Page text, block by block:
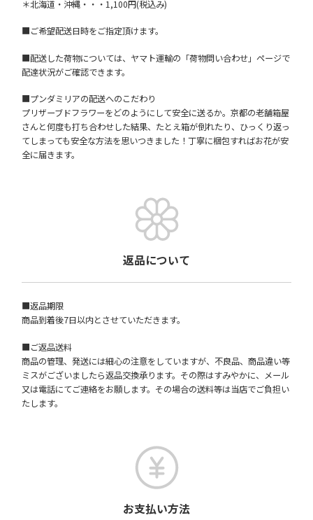
＊北海道・沖縄・・・1,100円(税込み)
■ご希望配送日時をご指定頂けます。
■配送した荷物については、ヤマト運輸の「荷物問い合わせ」ページで
配達状況がご確認できます。
■プンダミリアの配送へのこだわり
プリザーブドフラワーをどのようにして安全に送るか。京都の老舗箱屋
さんと何度も打ち合わせした結果、たとえ箱が倒れたり、ひっくり返っ
てしまっても安全な方法を思いつきました！丁寧に梱包すればお花が安
全に届きます。
返品について
■返品期限
商品到着後7日以内とさせていただきます。
■ご返品送料
商品の管理、発送には細心の注意をしていますが、不良品、商品違い等
ミスがございましたら返品交換承ります。その際はすみやかに、メール
又は電話にてご連絡をお願します。その場合の送料等は当店でご負担い
たします。
お支払い方法